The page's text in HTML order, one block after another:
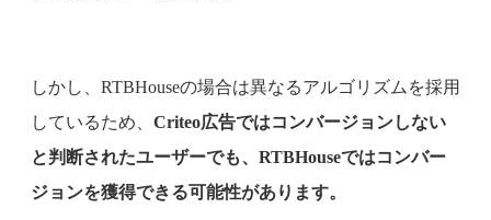
しかし、RTBHouseの場合は異なるアルゴリズムを採用
しているため、 Criteo広告ではコンバージョンしない
と判断されたユーザーでも、RTBHouseではコンバー
ジョンを獲得できる可能性があります。